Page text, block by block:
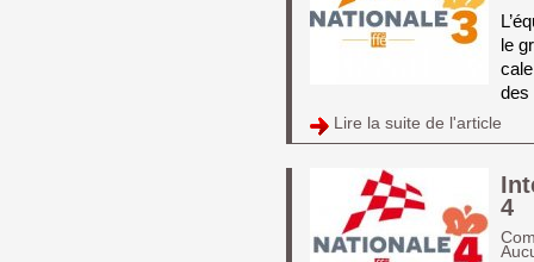
le
des
Lire la suite de l'article
4